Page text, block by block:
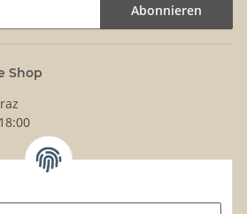
Abonnieren
Shop